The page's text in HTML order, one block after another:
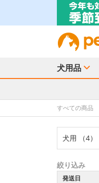
犬用品
すべての商品
犬用 （4）
絞り込み
発送日